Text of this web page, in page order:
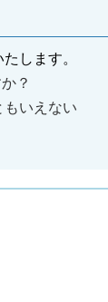
します。
？
もいえない